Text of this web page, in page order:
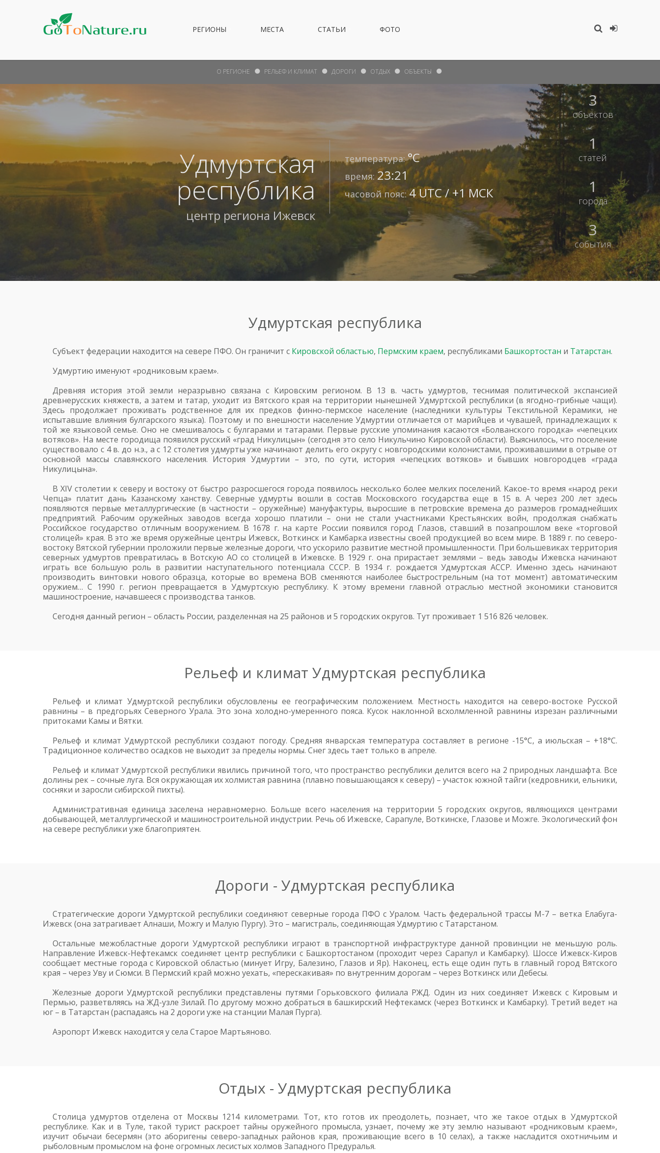
РЕГИОНЫ МЕСТА СТАТЬИ ФОТО
Удмуртская
республика
центр региона Ижевск
температура:°С
время: 23:21
часовой пояс:4 UTC / +1 МСК
3
объектов
1
статей
1
города
3
события
О РЕГИОНЕ РЕЛЬЕФ И КЛИМАТ ДОРОГИ ОТДЫХ ОБЪЕКТЫ
Удмуртская республика
Субъект федерации находится на севере ПФО. Он граничит с Кировской областью, Пермским краем, республиками Башкортостан и Татарстан.
Удмуртию именуют «родниковым краем».
Древняя история этой земли неразрывно связана с Кировским регионом. В 13 в. часть удмуртов, теснимая политической экспансией
древнерусских княжеств, а затем и татар, уходит из Вятского края на территории нынешней Удмуртской республики (в ягодно-грибные чащи).
Здесь продолжает проживать родственное для их предков финно-пермское население (наследники культуры Текстильной Керамики, не
испытавшие влияния булгарского языка). Поэтому и по внешности население Удмуртии отличается от марийцев и чувашей, принадлежащих к
той же языковой семье. Оно не смешивалось с булгарами и татарами. Первые русские упоминания касаются «Болванского городка» «чепецких
вотяков». На месте городища появился русский «град Никулицын» (сегодня это село Никульчино Кировской области). Выяснилось, что поселение
существовало с 4 в. до н.э., а с 12 столетия удмурты уже начинают делить его округу с новгородскими колонистами, проживавшими в отрыве от
основной массы славянского населения. История Удмуртии – это, по сути, история «чепецких вотяков» и бывших новгородцев «града
Никулицына».
В XIV столетии к северу и востоку от быстро разросшегося города появилось несколько более мелких поселений. Какое-то время «народ реки
Чепца» платит дань Казанскому ханству. Северные удмурты вошли в состав Московского государства еще в 15 в. А через 200 лет здесь
появляются первые металлургические (в частности – оружейные) мануфактуры, выросшие в петровские времена до размеров громаднейших
предприятий. Рабочим оружейных заводов всегда хорошо платили – они не стали участниками Крестьянских войн, продолжая снабжать
Российское государство отличным вооружением. В 1678 г. на карте России появился город Глазов, ставший в позапрошлом веке «торговой
столицей» края. В это же время оружейные центры Ижевск, Воткинск и Камбарка известны своей продукцией во всем мире. В 1889 г. по северо-
востоку Вятской губернии проложили первые железные дороги, что ускорило развитие местной промышленности. При большевиках территория
северных удмуртов превратилась в Вотскую АО со столицей в Ижевске. В 1929 г. она прирастает землями – ведь заводы Ижевска начинают
играть все большую роль в развитии наступательного потенциала СССР. В 1934 г. рождается Удмуртская АССР. Именно здесь начинают
производить винтовки нового образца, которые во времена ВОВ сменяются наиболее быстрострельным (на тот момент) автоматическим
оружием… С 1990 г. регион превращается в Удмуртскую республику. К этому времени главной отраслью местной экономики становится
машиностроение, начавшееся с производства танков.
Сегодня данный регион – область России, разделенная на 25 районов и 5 городских округов. Тут проживает 1 516 826 человек.
Рельеф и климат Удмуртская республика
Рельеф и климат Удмуртской республики обусловлены ее географическим положением. Местность находится на северо-востоке Русской
равнины – в предгорьях Северного Урала. Это зона холодно-умеренного пояса. Кусок наклонной всхолмленной равнины изрезан различными
притоками Камы и Вятки.
Рельеф и климат Удмуртской республики создают погоду. Средняя январская температура составляет в регионе -15°C, а июльская – +18°C.
Традиционное количество осадков не выходит за пределы нормы. Снег здесь тает только в апреле.
Рельеф и климат Удмуртской республики явились причиной того, что пространство республики делится всего на 2 природных ландшафта. Все
долины рек – сочные луга. Вся окружающая их холмистая равнина (плавно повышающаяся к северу) – участок южной тайги (кедровники, ельники,
сосняки и заросли сибирской пихты).
Административная единица заселена неравномерно. Больше всего населения на территории 5 городских округов, являющихся центрами
добывающей, металлургической и машиностроительной индустрии. Речь об Ижевске, Сарапуле, Воткинске, Глазове и Можге. Экологический фон
на севере республики уже благоприятен.
Дороги - Удмуртская республика
Стратегические дороги Удмуртской республики соединяют северные города ПФО с Уралом. Часть федеральной трассы М-7 – ветка Елабуга-
Ижевск (она затрагивает Алнаши, Можгу и Малую Пургу). Это – магистраль, соединяющая Удмуртию с Татарстаном.
Остальные межобластные дороги Удмуртской республики играют в транспортной инфраструктуре данной провинции не меньшую роль.
Направление Ижевск-Нефтекамск соединяет центр республики с Башкортостаном (проходит через Сарапул и Камбарку). Шоссе Ижевск-Киров
сообщает местные города с Кировской областью (минует Игру, Балезино, Глазов и Яр). Наконец, есть еще один путь в главный город Вятского
края – через Уву и Сюмси. В Пермский край можно уехать, «перескакивая» по внутренним дорогам – через Воткинск или Дебесы.
Железные дороги Удмуртской республики представлены путями Горьковского филиала РЖД. Один из них соединяет Ижевск с Кировым и
Пермью, разветвляясь на ЖД-узле Зилай. По другому можно добраться в башкирский Нефтекамск (через Воткинск и Камбарку). Третий ведет на
юг – в Татарстан (распадаясь на 2 дороги уже на станции Малая Пурга).
Аэропорт Ижевск находится у села Старое Мартьяново.
Отдых - Удмуртская республика
Столица удмуртов отделена от Москвы 1214 километрами. Тот, кто готов их преодолеть, познает, что же такое отдых в Удмуртской
республике. Как и в Туле, такой турист раскроет тайны оружейного промысла, узнает, почему же эту землю называют «родниковым краем»,
изучит обычаи бесермян (это аборигены северо-западных районов края, проживающие всего в 10 селах), а также насладится охотничьим и
рыболовным промыслом на фоне огромных лесистых холмов Западного Предуралья.